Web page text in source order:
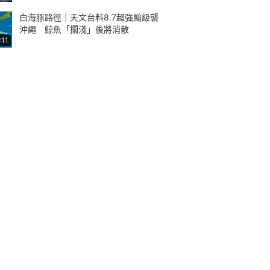
白海豚路徑｜天文台料8.7超強颱級襲
沖繩 鯨魚「擱淺」後將消散